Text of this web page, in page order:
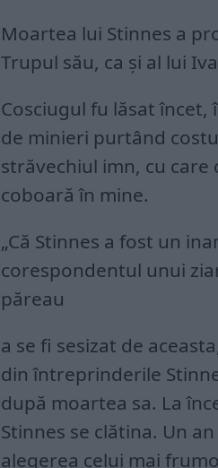
Moartea lui Stinnes a
Trupul său, ca şi al lui
Cosciugul fu lăsat
de minieri purtând
străvechiul imn, cu care
coboară în mine.
„Că Stinnes a fost un
corespondentul unui
păreau
a se fi sesizat de
din întreprinderile
după moartea sa. La
Stinnes se clătina. Un
alegerea celui mai